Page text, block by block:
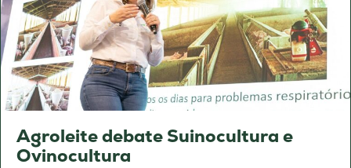
Agroleite debate Suinocultura e
Ovinocultura